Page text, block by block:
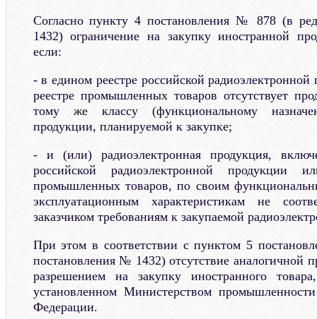
Согласно пункту 4 постановления № 878 (в
1432) ограничение на закупку иностранной
если:
- в едином реестре российской
реестре промышленных товаров отсутствует
тому же классу (функциональному
продукции, планируемой к закупке;
- и (или) радиоэлектронная продукция,
российской радиоэлектронной продукции
промышленных товаров, по своим
эксплуатационным характеристикам не
заказчиком требованиям к закупаемой
При этом в соответствии с пунктом 5
постановления № 1432) отсутствие аналогичной
разрешением на закупку иностранного
установленном Министерством
Федерации.